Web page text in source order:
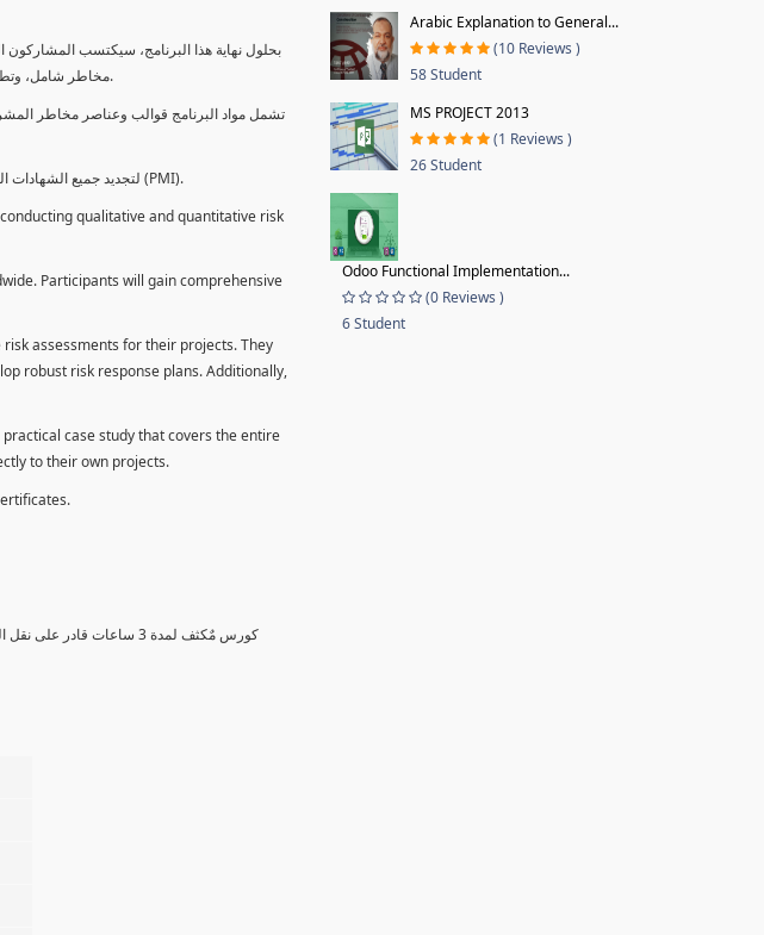
بحلول نهاية هذا البرنامج، سيكتسب المشاركون
مخاطر شامل، وتطوير خطط استجابة للمخاطر قوية. بالإضافة إلى ذلك، سيكتسبون المهارات لتقديم تقييمات المخاطر عبر لوحة معلومات فعالة.
تشمل مواد البرنامج قوالب وعناصر مخاطر
يمكن للطلاب استخدام ساعات هذا البرنامج كوحدات تطوير المهنة (PDUs) لتجديد جميع الشهادات المهنية الأخرى مثل شهادات إدارة المشاريع العالمية (PMI).
qualitative and quantitative risk
Participants will gain comprehensive
assessments for their projects. They
robust risk response plans. Additionally,
case study that covers the entire
to their own projects.
كورس مٌكثف لمدة 3 ساعات
Arabic Explanation to General...
(10 Reviews )
58 Student
MS PROJECT 2013
(1 Reviews )
26 Student
Odoo Functional Implementation...
(0 Reviews )
6 Student